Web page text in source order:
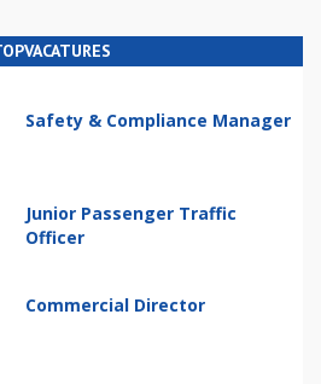
Safety & Compliance Manager
Junior Passenger Traffic
Officer
Commercial Director